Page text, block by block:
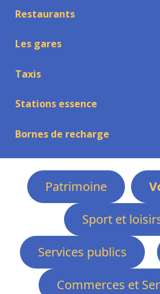
Restaurants
Les gares
Taxis
Stations essence
Bornes de recharge
Patrimoine
Sport et
Services publics
Commerces et